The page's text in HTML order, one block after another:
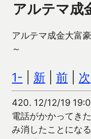
アルテマ成
アルテマ成金大富
～
1- 新 前 次
420. 12/12/19
電話がかかってき
み消したことになる